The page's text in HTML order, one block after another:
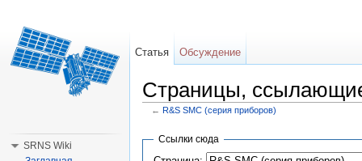
Страницы,
← R&S SMC (серия приборов)
Ссылки сюда
Статья Обсуждение
SRNS Wiki